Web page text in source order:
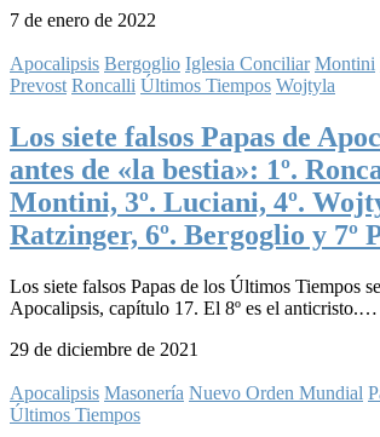
7 de enero de 2022
Apocalipsis Bergoglio Iglesia Conciliar Montini
Prevost Roncalli Últimos Tiempos Wojtyla
Los siete falsos Papas de
antes de «la bestia»: 1º.
Montini, 3º. Luciani, 4º.
Ratzinger, 6º. Bergoglio y 7º
Los siete falsos Papas de los Últimos Tiempos
Apocalipsis, capítulo 17. El 8º es el anticristo.…
29 de diciembre de 2021
Apocalipsis Masonería Nuevo Orden Mundial
Últimos Tiempos